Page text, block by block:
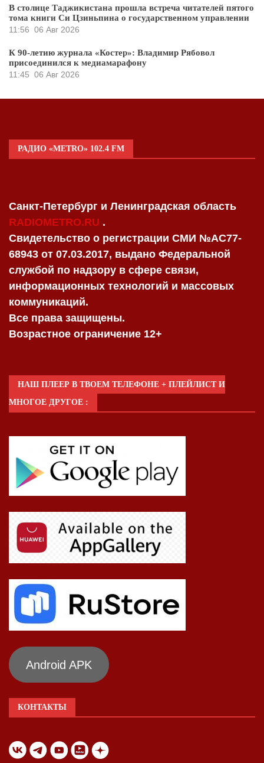
В столице Таджикистана прошла встреча читателей пятого
тома книги Си Цзиньпина о государственном управлении
11:56 06 Авг 2026
К 90-летию журнала «Костер»: Владимир Рябовол
присоединился к медиамарафону
11:45 06 Авг 2026
РАДИО «METRO» 102.4 FM
Санкт-Петербург и Ленинградская область
RADIOMETRO.RU .
Свидетельство о регистрации СМИ №AC77-
68943 от 07.03.2017, выдано Федеральной
службой по надзору в сфере связи,
информационных технологий и массовых
коммуникаций.
Все права защищены.
Возрастное ограничение 12+
НАШ ПЛЕЕР В ТВОЕМ ТЕЛЕФОНЕ + ПЛЕЙЛИСТ И
МНОГОЕ ДРУГОЕ :
Android APK
КОНТАКТЫ